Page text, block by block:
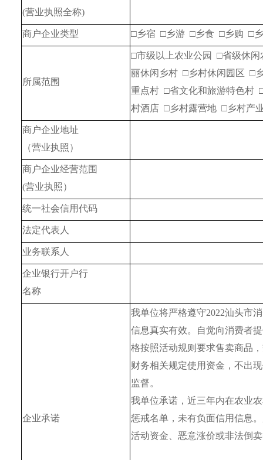
(营业执照全称)
商户企业类型 □乡宿  □乡游  □乡食  □乡购  □
所属范围
□市级以上农业公园  □省级休
丽休闲乡村  □乡村休闲园区  □
重点村  □省文化和旅游特色村
村酒店  □乡村露营地  □乡村产
商户企业地址
（营业执照）
商户企业经营范围
(营业执照）
统一社会信用代码
法定代表人
业务联系人
企业银行开户行
名称
企业承诺
我单位将严格遵守2022汕头市
信息真实有效。自觉向消费者
格按照活动规则要求售卖商品
财务相关规定使用资金，不出
监督。
我单位承诺，近三年内在农业
惩戒名单，未有负面信用信息
活动资金、恶意涨价或非法倒